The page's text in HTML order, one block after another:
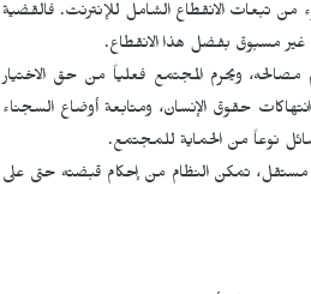
من تبعات الانقطاع الشامل للإنترنت. فالقضية
غير مسبوق بفضل هذا الانقطاع.
ويحرم المجتمع فعلياً من حق الاختيار
حقوق الإنسان، ومتابعة أوضاع السجناء
نوعاً من الحماية للمجتمع.
مستقل، تمكن النظام من إحكام قبضته حتى على